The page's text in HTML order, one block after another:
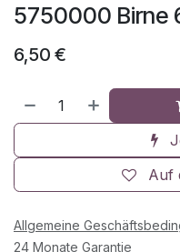
5750000 Birne
6,50 €
Auf
Allgemeine
24 Monate Garantie